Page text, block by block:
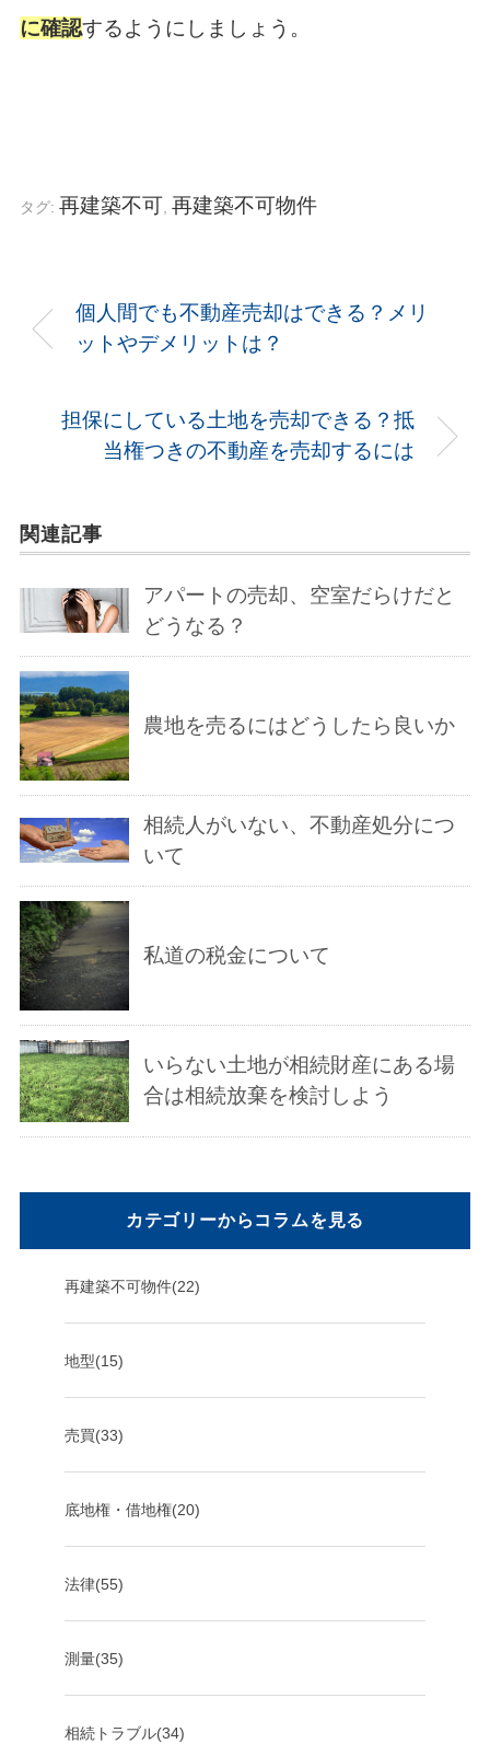
に確認するようにしましょう。
タグ: 再建築不可 再建築不可物件
個人間でも不動産売却はできる？メリ
ットやデメリットは？
担保にしている土地を売却できる？抵
当権つきの不動産を売却するには
関連記事
アパートの売却、空室だらけだと
どうなる？
農地を売るにはどうしたら良いか
相続人がいない、不動産処分につ
いて
私道の税金について
いらない土地が相続財産にある場
合は相続放棄を検討しよう
カテゴリーからコラムを見る
再建築不可物件(22)
地型(15)
売買(33)
底地権・借地権(20)
法律(55)
測量(35)
相続トラブル(34)